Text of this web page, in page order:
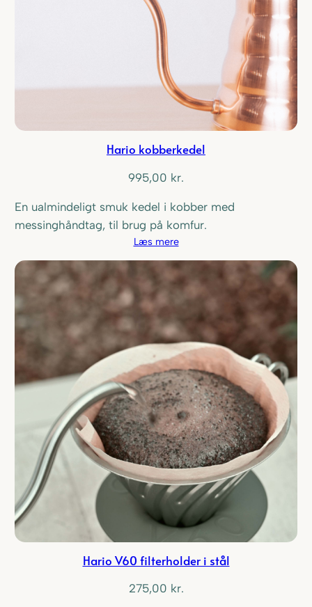
Hario kobberkedel
995,00 kr.
En ualmindeligt smuk kedel i kobber med
messinghåndtag, til brug på komfur.
Læs mere
Hario V60 filterholder i stål
275,00 kr.